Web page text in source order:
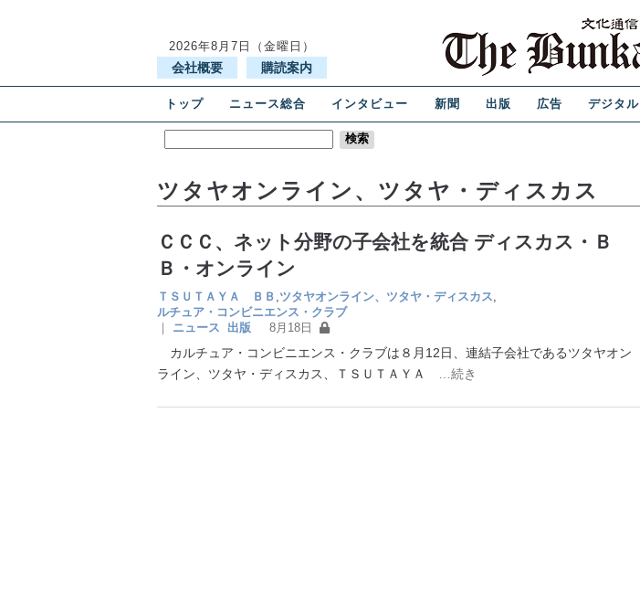
2026年8月7日（金曜日）
会社概要 購読案内
トップ ニュース総合 インタビュー 新聞 出版 広告 デジタル
ツタヤオンライン、ツタヤ・ディスカス
ＣＣＣ、ネット分野の子会社を統合 ディスカス・Ｂ
Ｂ・オンライン
ＴＳＵＴＡＹＡ ＢＢ ,ツタヤオンライン、ツタヤ・ディスカス,
ルチュア・コンビニエンス・クラブ
｜
ニュース 出版 8月18日
カルチュア・コンビニエンス・クラブは８月12日、連結子会社であるツタヤオン
ライン、ツタヤ・ディスカス、ＴＳＵＴＡＹＡ
…続き